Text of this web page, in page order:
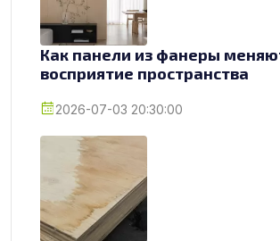
Как панели из фанеры
восприятие пространства
2026-07-03 20:30:00